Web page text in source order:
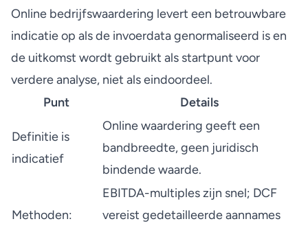
Online bedrijfswaardering levert een betrouwbare
indicatie op als de invoerdata genormaliseerd is en
de uitkomst wordt gebruikt als startpunt voor
verdere analyse, niet als eindoordeel.
Punt
Details
Definitie is
indicatief
Online waardering geeft een
bandbreedte, geen juridisch
bindende waarde.
Methoden:
EBITDA-multiples zijn snel; DCF
vereist gedetailleerde aannames